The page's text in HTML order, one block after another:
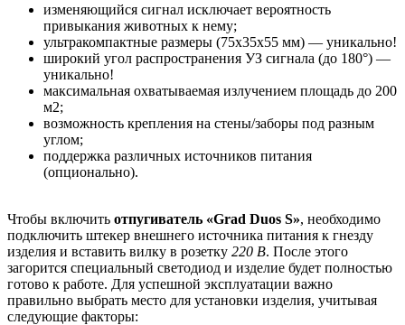
изменяющийся сигнал исключает вероятность
привыкания животных к нему;
ультракомпактные размеры (75х35х55 мм) — уникально!
широкий угол распространения УЗ сигнала (до 180°) —
уникально!
максимальная охватываемая излучением площадь до 200
м2;
возможность крепления на стены/заборы под разным
углом;
поддержка различных источников питания
(опционально).
Чтобы включить отпугиватель «Grad Duos S», необходимо
подключить штекер внешнего источника питания к гнезду
изделия и вставить вилку в розетку 220 В. После этого
загорится специальный светодиод и изделие будет полностью
готово к работе. Для успешной эксплуатации важно
правильно выбрать место для установки изделия, учитывая
следующие факторы: